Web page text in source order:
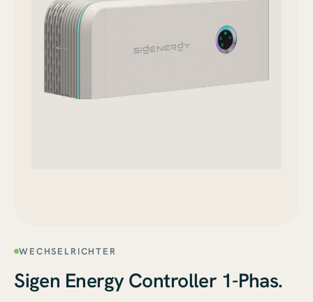
WECHSELRICHTER
Sigen Energy Controller 1-Phas.